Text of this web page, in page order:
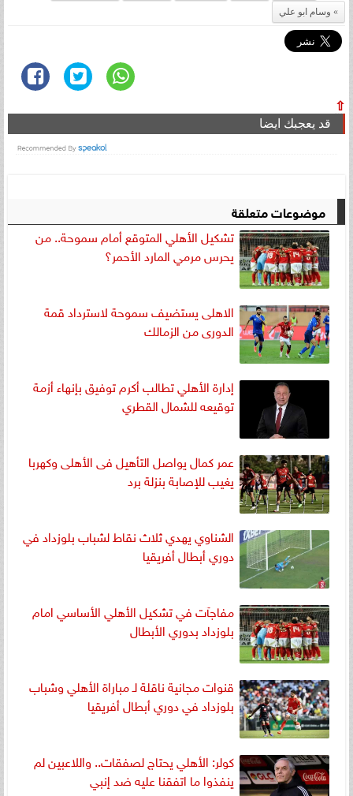
وسام ابو علي
⇧
قد يعجبك ايضا
موضوعات متعلقة
تشكيل الأهلي المتوقع أمام سموحة.. من
يحرس مرمي المارد الأحمر؟
الاهلى يستضيف سموحة لاسترداد قمة
الدورى من الزمالك
إدارة الأهلي تطالب أكرم توفيق بإنهاء أزمة
توقيعه للشمال القطري
عمر كمال يواصل التأهيل فى الأهلى وكهربا
يغيب للإصابة بنزلة برد
الشناوي يهدي ثلاث نقاط لشباب بلوزداد في
دوري أبطال أفريقيا
مفاجآت في تشكيل الأهلي الأساسي امام
بلوزداد بدوري الأبطال
قنوات مجانية ناقلة لـ مباراة الأهلي وشباب
بلوزداد في دوري أبطال أفريقيا
كولر: الأهلي يحتاج لصفقات.. واللاعبين لم
ينفذوا ما اتفقنا عليه ضد إنبي